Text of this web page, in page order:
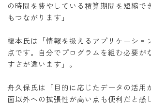
の時間を費やしている積算期間を短縮で
もつながります」
榎本氏は「情報を扱えるアプリケーショ
点です。自分でプログラムを組む必要が
すさが違います」。
舟久保氏は「目的に応じたデータの活用
面以外への拡張性が高い点も便利だと感